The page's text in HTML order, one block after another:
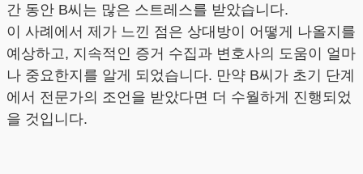
간 동안 B씨는 많은 스트레스를 받았습니다.
이 사례에서 제가 느낀 점은 상대방이 어떻게 나올지를
예상하고, 지속적인 증거 수집과 변호사의 도움이 얼마
나 중요한지를 알게 되었습니다. 만약 B씨가 초기 단계
에서 전문가의 조언을 받았다면 더 수월하게 진행되었
을 것입니다.